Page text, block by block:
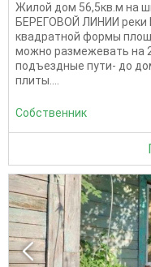
Жилой дом 56,5кв.м на
БЕРЕГОВОЙ ЛИНИИ реки
квадратной формы
можно размежевать на
подъездные пути- до
плиты....
Собственник